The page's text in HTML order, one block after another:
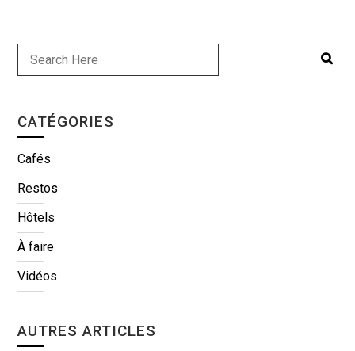
CATÉGORIES
Cafés
Restos
Hôtels
À faire
Vidéos
AUTRES ARTICLES